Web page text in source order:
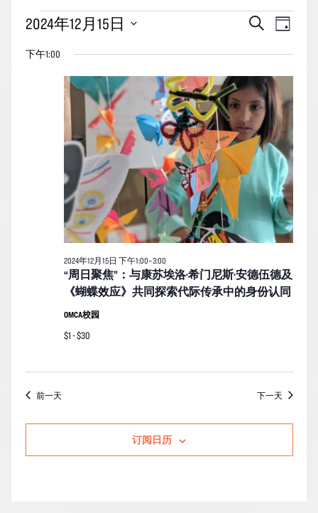
2024
12
活
搜
索
和
视
图
导
航
搜
事
视
图
导
航
天
2024年12月15日
择
下午1:00
“周日聚焦”：与康苏埃洛·希门尼斯·安德伍德及
《蝴蝶效应》共同探索代际传承中的身份认同
2024年12月15日 下午1:00–3:00
OMCA校园
$1 - $30
前一天 下一天
订阅日历